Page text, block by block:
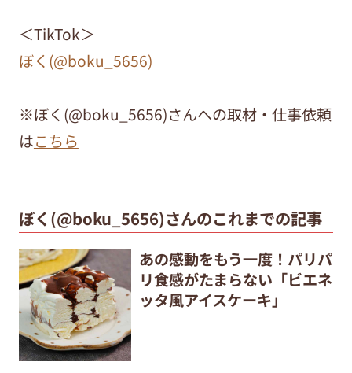
＜TikTok＞
ぼく(@boku_5656)
※ぼく(@boku_5656)さんへの取材・仕事依頼
はこちら
ぼく(@boku_5656)さんのこれまでの記事
あの感動をもう一度！パリパ
リ食感がたまらない「ビエネ
ッタ風アイスケーキ」